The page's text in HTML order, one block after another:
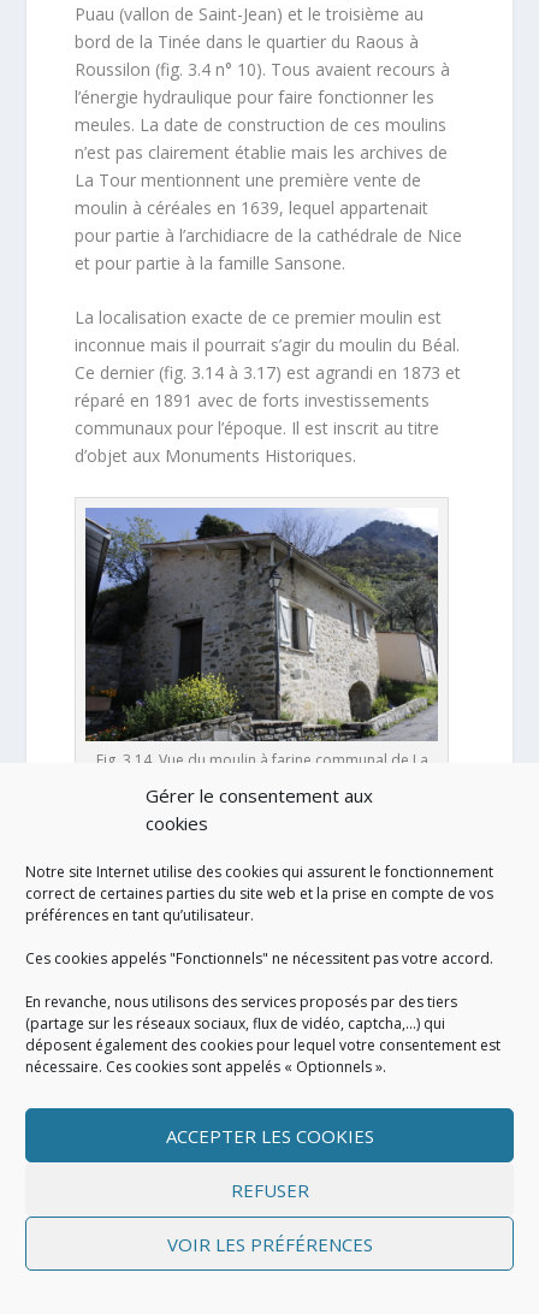
Gérer le consentement aux
cookies
Notre site Internet utilise des cookies qui assurent le fonctionnement
correct de certaines parties du site web et la prise en compte de vos
préférences en tant qu’utilisateur.
Ces cookies appelés "Fonctionnels" ne nécessitent pas votre accord.
En revanche, nous utilisons des services proposés par des tiers
(partage sur les réseaux sociaux, flux de vidéo, captcha,...) qui
déposent également des cookies pour lequel votre consentement est
nécessaire. Ces cookies sont appelés « Optionnels ».
ACCEPTER LES COOKIES
REFUSER
VOIR LES PRÉFÉRENCES
Puau (vallon de Saint-Jean) et le troisième au
bord de la Tinée dans le quartier du Raous à
Roussilon (fig. 3.4 n° 10). Tous avaient recours à
l’énergie hydraulique pour faire fonctionner les
meules. La date de construction de ces moulins
n’est pas clairement établie mais les archives de
La Tour mentionnent une première vente de
moulin à céréales en 1639, lequel appartenait
pour partie à l’archidiacre de la cathédrale de Nice
et pour partie à la famille Sansone.
La localisation exacte de ce premier moulin est
inconnue mais il pourrait s’agir du moulin du Béal.
Ce dernier (fig. 3.14 à 3.17) est agrandi en 1873 et
réparé en 1891 avec de forts investissements
communaux pour l’époque. Il est inscrit au titre
d’objet aux Monuments Historiques.
Fig. 3.14. Vue du moulin à farine communal de La
farine communal de La Tour (cl. M. Cottereau).